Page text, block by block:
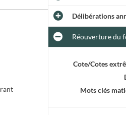
Délibérations
Réouverture du
Cote/Cotes
Mots clés